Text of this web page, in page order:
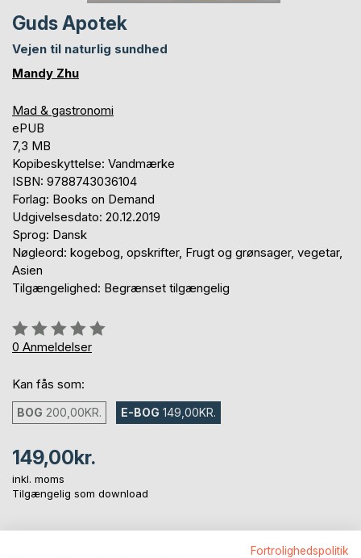
Guds Apotek
Vejen til naturlig sundhed
Mandy Zhu
Mad & gastronomi
ePUB
7,3 MB
Kopibeskyttelse: Vandmærke
ISBN: 9788743036104
Forlag: Books on Demand
Udgivelsesdato: 20.12.2019
Sprog: Dansk
Nøgleord: kogebog, opskrifter, Frugt og grønsager, vegetar,
Asien
Tilgængelighed: Begrænset tilgængelig
Anmeldelse::
0%
0 Anmeldelser
Kan fås som:
BOG 200,00KR. E-BOG 149,00KR.
149,00kr.
inkl. moms
Tilgængelig som download
Fortrolighedspolitik